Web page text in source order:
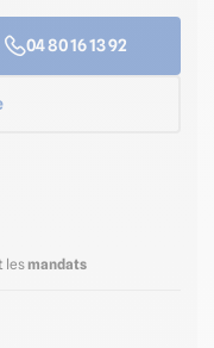
04 80 16 13 92
les mandats